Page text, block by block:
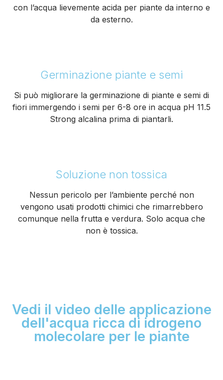
con l’acqua lievemente acida per piante da interno e
da esterno.
Germinazione piante e semi
Si può migliorare la germinazione di piante e semi di
fiori immergendo i semi per 6-8 ore in acqua pH 11.5
Strong alcalina prima di piantarli.
Soluzione non tossica
Nessun pericolo per l’ambiente perché non
vengono usati prodotti chimici che rimarrebbero
comunque nella frutta e verdura. Solo acqua che
non è tossica.
Vedi il video delle applicazione
dell'acqua ricca di idrogeno
molecolare per le piante